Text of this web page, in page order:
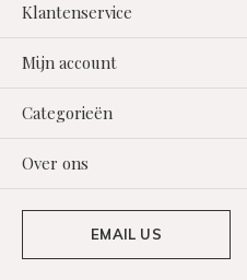
Klantenservice
Mijn account
Categorieën
Over ons
EMAIL US